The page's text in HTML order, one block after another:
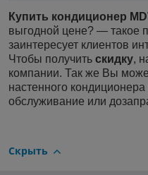
Купить кондиционер
выгодной цене? — такое
заинтересует клиентов
Чтобы получить скидку,
компании. Так же Вы
настенного
обслуживание или
Скрыть